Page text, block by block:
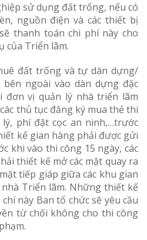
sử dụng đất trống, nếu có
nguồn điện và các thiết bị
thanh toán chi phí này cho
của Triển lãm.
đất trống và tự dàn dựng/
ngoài vào dàn dựng đặc
đơn vị quản lý nhà triển lãm
thủ tục đăng ký mua thẻ thi
phí đặt cọc an ninh,…trước
kế gian hàng phải được gửi
khi vào thi công 15 ngày, các
thiết kế mở các mặt quay ra
tiếp giáp giữa các khu gian
Triển lãm. Những thiết kế
này Ban tổ chức sẽ yêu cầu
từ chối không cho thi công